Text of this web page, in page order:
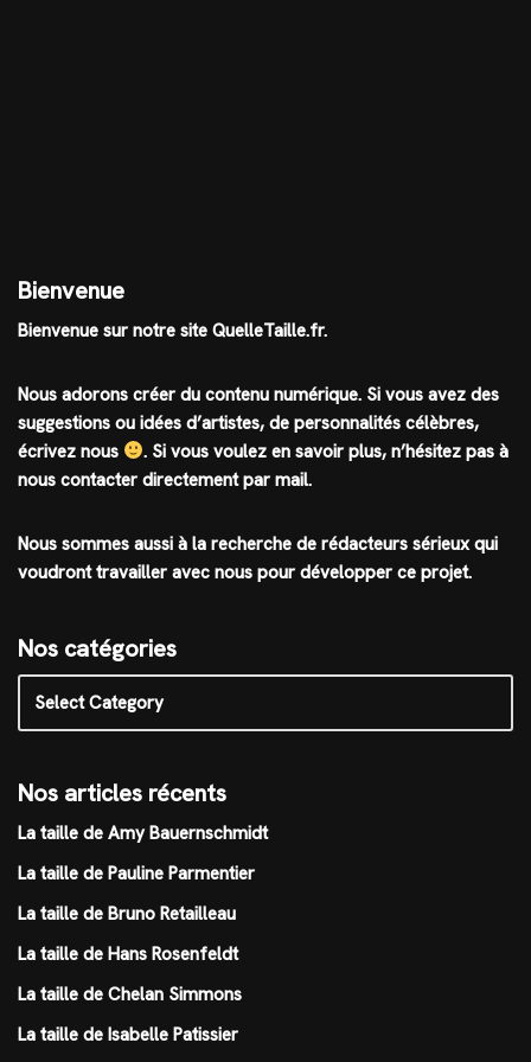
Bienvenue
Bienvenue sur notre site QuelleTaille.fr.
Nous adorons créer du contenu numérique. Si vous avez des
suggestions ou idées d’artistes, de personnalités célèbres,
écrivez nous
. Si vous voulez en savoir plus, n’hésitez pas à
nous contacter directement par mail.
Nous sommes aussi à la recherche de rédacteurs sérieux qui
voudront travailler avec nous pour développer ce projet.
Nos catégories
Nos articles récents
La taille de Amy Bauernschmidt
La taille de Pauline Parmentier
La taille de Bruno Retailleau
La taille de Hans Rosenfeldt
La taille de Chelan Simmons
La taille de Isabelle Patissier